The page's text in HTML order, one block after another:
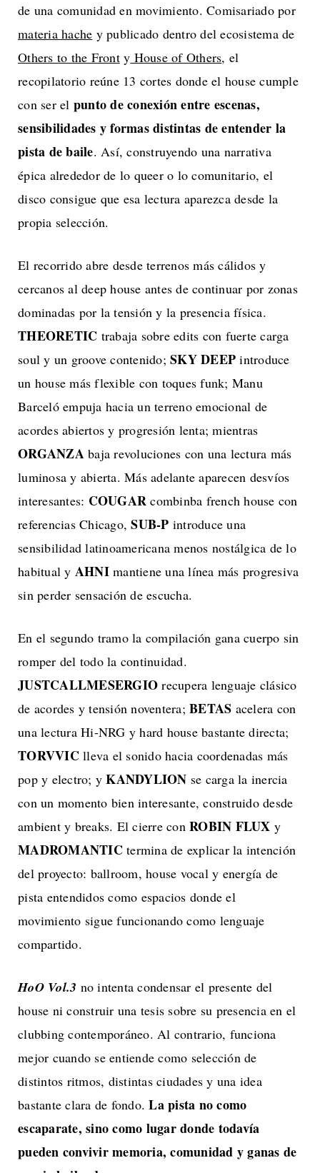
de una comunidad en movimiento. Comisariado por
materia hache y publicado dentro del ecosistema de
Others to the Fronty House of Others, el
recopilatorio reúne 13 cortes donde el house cumple
con ser el punto de conexión entre escenas,
sensibilidades y formas distintas de entender la
pista de baile. Así, construyendo una narrativa
épica alrededor de lo queer o lo comunitario, el
disco consigue que esa lectura aparezca desde la
propia selección.
El recorrido abre desde terrenos más cálidos y
cercanos al deep house antes de continuar por zonas
dominadas por la tensión y la presencia física.
THEORETIC trabaja sobre edits con fuerte carga
soul y un groove contenido; SKY DEEP introduce
un house más flexible con toques funk; Manu
Barceló empuja hacia un terreno emocional de
acordes abiertos y progresión lenta; mientras
ORGANZAbaja revoluciones con una lectura más
luminosa y abierta. Más adelante aparecen desvíos
interesantes: COUGAR combinba french house con
referencias Chicago,SUB-P introduce una
sensibilidad latinoamericana menos nostálgica de lo
habitual y AHNI mantiene una línea más progresiva
sin perder sensación de escucha.
En el segundo tramo la compilación gana cuerpo sin
romper del todo la continuidad.
JUSTCALLMESERGIO recupera lenguaje clásico
de acordes y tensión noventera; BETAS acelera con
una lectura Hi-NRG y hard house bastante directa;
TORVVIClleva el sonido hacia coordenadas más
pop y electro; yKANDYLION se carga la inercia
con un momento bien interesante, construido desde
ambient y breaks. El cierre con ROBIN FLUX y
MADROMANTICtermina de explicar la intención
del proyecto: ballroom, house vocal y energía de
pista entendidos como espacios donde el
movimiento sigue funcionando como lenguaje
compartido.
HoO Vol.3 no intenta condensar el presente del
house ni construir una tesis sobre su presencia en el
clubbing contemporáneo. Al contrario, funciona
mejor cuando se entiende como selección de
distintos ritmos, distintas ciudades y una idea
bastante clara de fondo.La pista no como
escaparate, sino como lugar donde todavía
pueden convivir memoria, comunidad y ganas de